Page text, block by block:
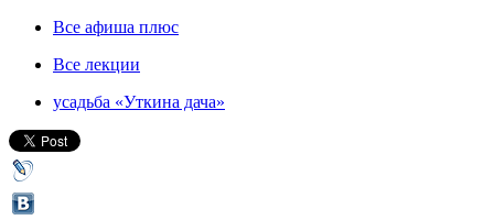
Все афиша плюс
Все лекции
усадьба «Уткина дача»